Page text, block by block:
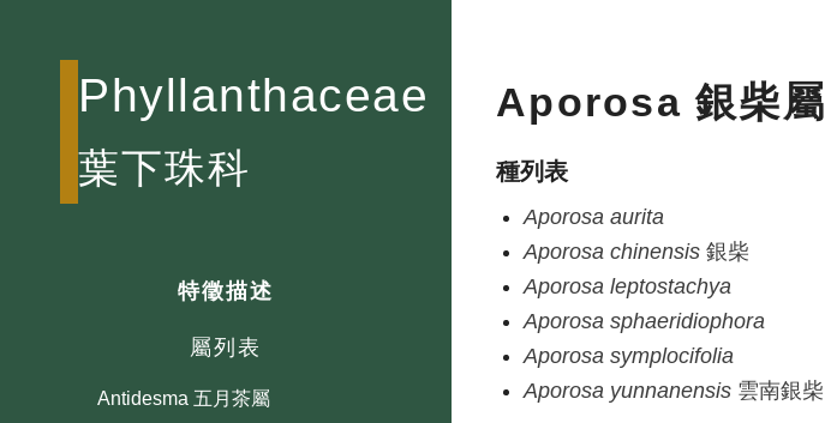
Phyllanthaceae
葉下珠科
特徵描述
屬列表
Antidesma 五月茶屬
Aporosa 銀柴屬
種列表
Aporosa aurita
Aporosa chinensis 銀柴
Aporosa leptostachya
Aporosa sphaeridiophora
Aporosa symplocifolia
Aporosa yunnanensis 雲南銀柴